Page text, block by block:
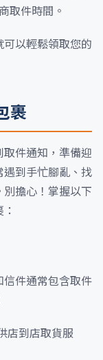
取件時間。
以輕鬆領取您的
裹
件通知，準備迎
到手忙腳亂、找
擔心！掌握以下
信件通常包含取件
店到店取貨服